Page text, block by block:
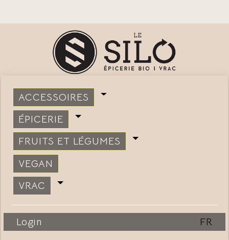
ACCESSOIRES
ÉPICERIE
FRUITS ET LÉGUMES
VEGAN
VRAC
Login FR